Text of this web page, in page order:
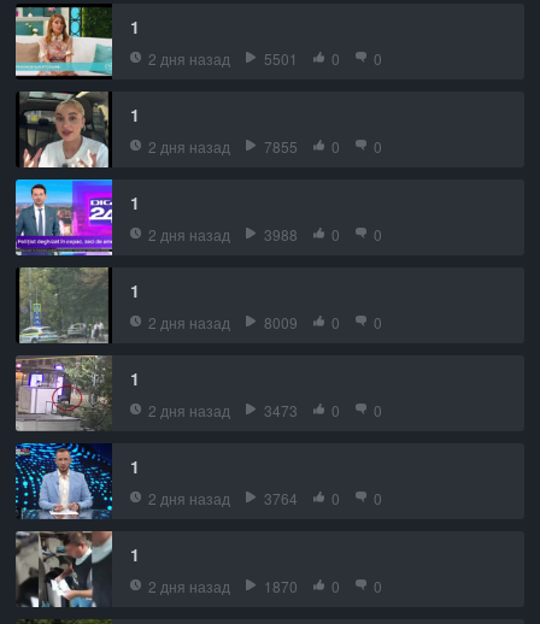
1
2 дня назад 5501 0 0
1
2 дня назад 7855 0 0
1
2 дня назад 3988 0 0
1
2 дня назад 8009 0 0
1
2 дня назад 3473 0 0
1
2 дня назад 3764 0 0
1
2 дня назад 1870 0 0